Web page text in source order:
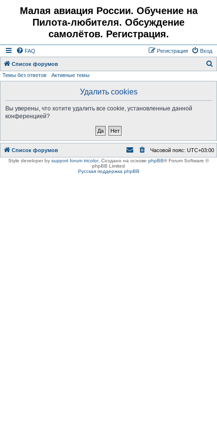
Малая авиация России. Обучение на
Пилота-любителя. Обсуждение
самолётов. Регистрация.
FAQ Вход
Регистрация
Список форумов
Темы без ответов Активные темы
Удалить cookies
Вы уверены, что хотите удалить все cookie, установленные данной
конференцией?
Список форумов Часовой пояс: UTC+03:00
Style developer by support forum tricolor, Создано на основе phpBB® Forum Software ©
phpBB Limited
Русская поддержка phpBB